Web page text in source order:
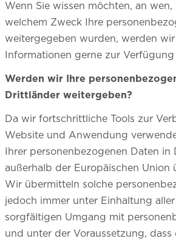
Wenn Sie wissen möchten, an
welchem Zweck Ihre
weitergegeben wurden, werden
Informationen gerne zur Verfügung
Werden wir Ihre
Drittländer weitergeben?
Da wir fortschrittliche Tools zur
Website und Anwendung
Ihrer personenbezogenen Daten in
außerhalb der Europäischen Union
Wir übermitteln solche
jedoch immer unter Einhaltung
sorgfältigen Umgang mit
und unter der Voraussetzung,